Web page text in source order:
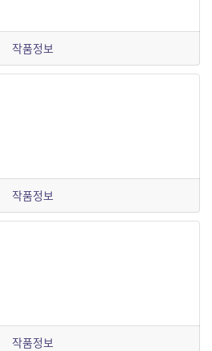
작품정보
작품정보
작품정보